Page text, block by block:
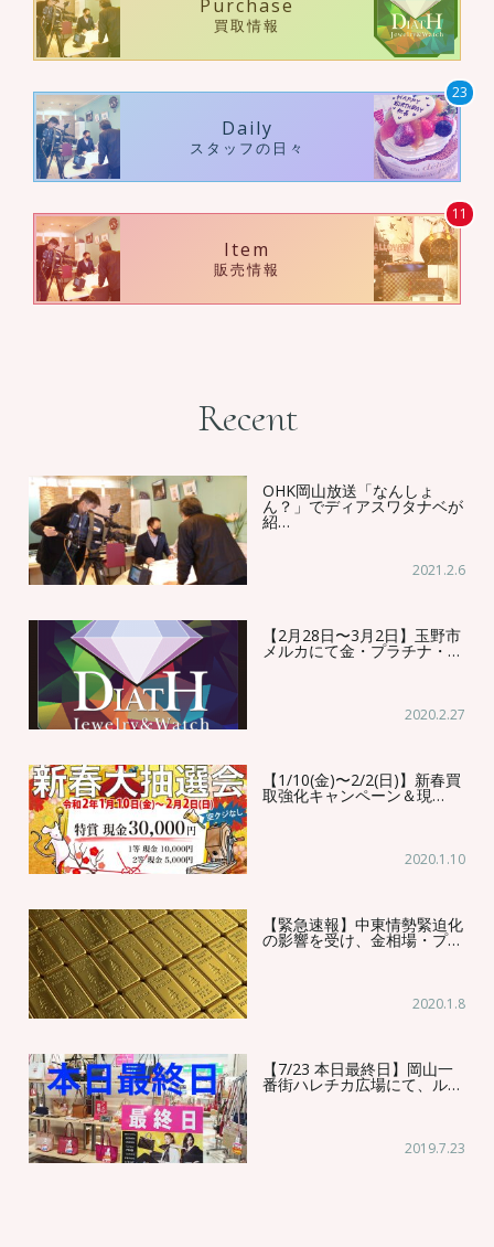
Purchase
買取情報
Daily
スタッフの日々
23
Item
販売情報
11
Recent
OHK岡山放送「なんしょ
ん？」でディアスワタナベが
紹…
2021.2.6
【2月28日〜3月2日】玉野市
メルカにて金・プラチナ・…
2020.2.27
【1/10(金)〜2/2(日)】新春買
取強化キャンペーン＆現…
2020.1.10
【緊急速報】中東情勢緊迫化
の影響を受け、金相場・プ…
2020.1.8
【7/23 本日最終日】岡山一
番街ハレチカ広場にて、ル…
2019.7.23